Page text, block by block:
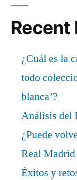
Recent
¿Cuál es la
todo
blanca’?
Análisis del
¿Puede
Real Madrid
Éxitos y